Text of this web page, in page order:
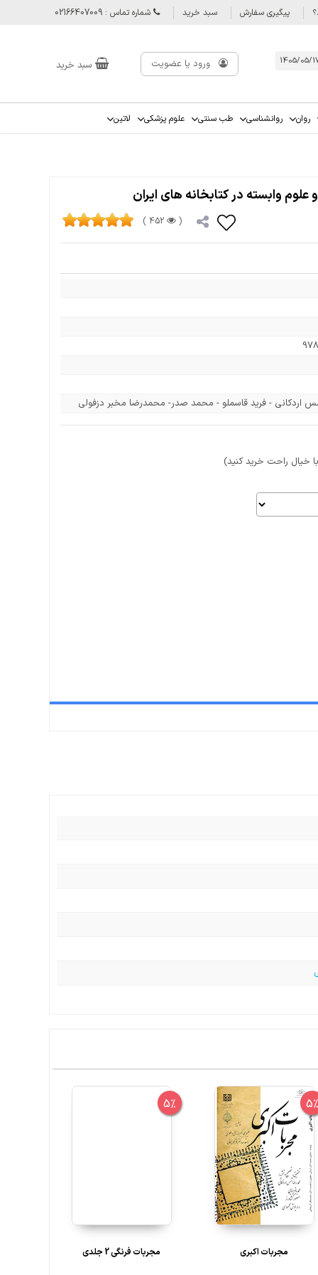
پیگیری سفارش سبد خرید شماره تماس : 02166407009
ورود یا عضویت سبد خرید
روان روانشناسی طب سنتی علوم پزشکی لاتین
وابسته در کتابخانه های ایران
(
452 )
اردکانی - فرید قاسملو - محمد صدر- محمدرضا مخبر دزفولی
خیال راحت خرید کنید)
5%
مجربات اکبری
5%
مجربات فرنگی 2 جلدی